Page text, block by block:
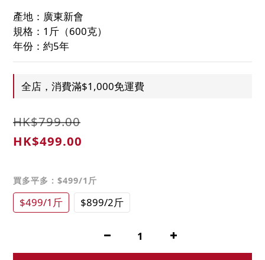
產地：廣東新會
規格：1斤（600克）
年份：約5年
全店，消費滿$1,000免運費
HK$799.00
HK$499.00
買多平多 : $499/1斤
$499/1斤 $899/2斤